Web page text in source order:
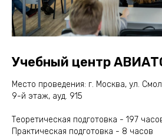
Учебный центр
Место проведения: г. Москва, ул.
9-й этаж, ауд. 915
Теоретическая подготовка - 197
Практическая подготовка - 8 часов